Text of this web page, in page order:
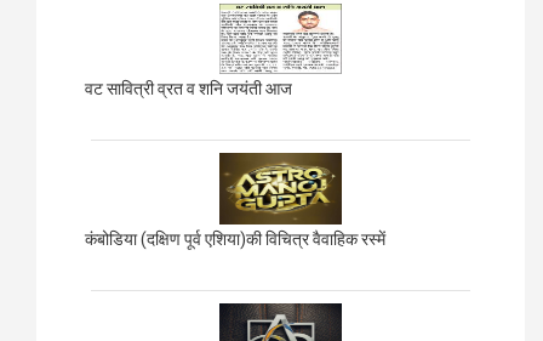
वट सावित्री व्रत व शनि जयंती आज
कंबोडिया (दक्षिण पूर्व एशिया)की विचित्र वैवाहिक रस्में